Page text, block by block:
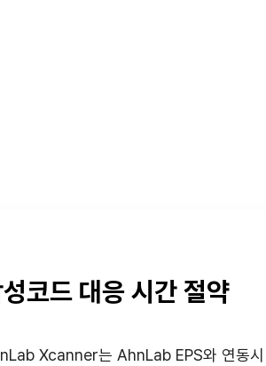
코드 대응 시간 절약
Xcanner는 AhnLab EPS와 연동